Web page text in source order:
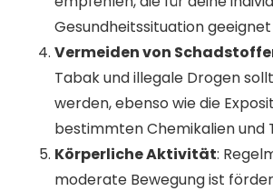
Gesundheitssituation geeignet
Vermeiden von
Tabak und illegale Drogen
werden, ebenso wie die
bestimmten Chemikalien und
Körperliche Aktivität:
moderate Bewegung ist